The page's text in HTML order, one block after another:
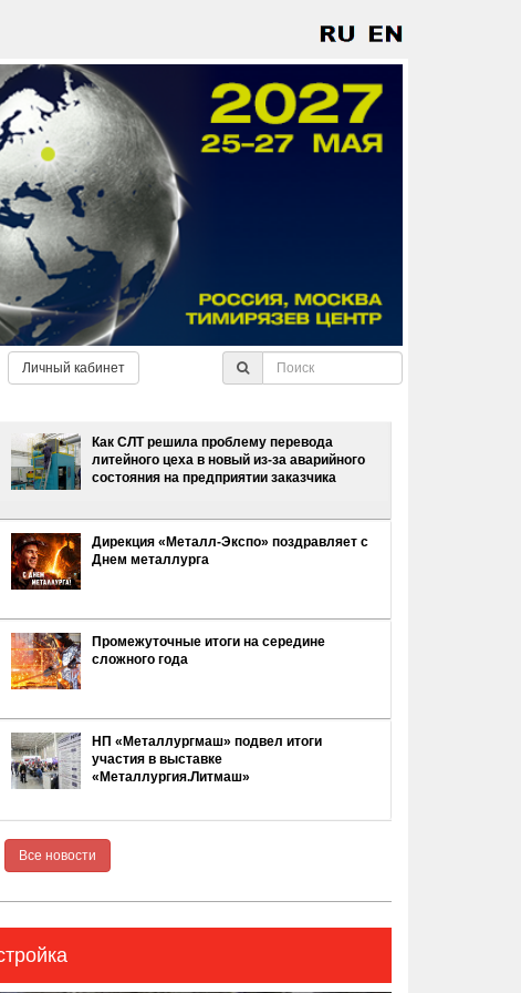
Личный кабинет
Как СЛТ решила проблему перевода
литейного цеха в новый из-за аварийного
состояния на предприятии заказчика
Дирекция «Металл-Экспо» поздравляет с
Днем металлурга
Промежуточные итоги на середине
сложного года
НП «Металлургмаш» подвел итоги
участия в выставке
«Металлургия.Литмаш»
Все новости